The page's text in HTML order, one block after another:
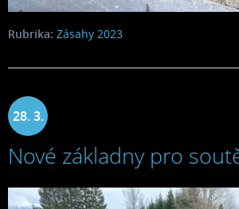
Rubrika: Zásahy 2023
28. 3.
2023
Nové základny pro